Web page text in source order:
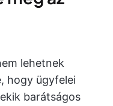
lehetnek
hogy ügyfelei
barátságos